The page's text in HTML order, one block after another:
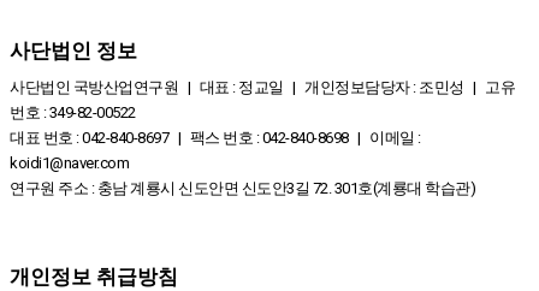
사단법인 정보
사단법인 국방산업연구원 | 대표 : 정교일 | 개인정보담당자 : 조민성 | 고유
번호 : 349-82-00522
대표 번호 : 042-840-8697 | 팩스 번호 : 042-840-8698 | 이메일 :
koidi1@naver.com
연구원 주소 : 충남 계룡시 신도안면 신도안3길 72. 301호(계룡대 학습관)
개인정보 취급방침